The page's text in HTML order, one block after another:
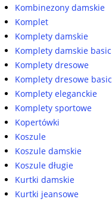
Kombinezony damskie
Komplet
Komplety damskie
Komplety damskie basic
Komplety dresowe
Komplety dresowe basic
Komplety eleganckie
Komplety sportowe
Kopertówki
Koszule
Koszule damskie
Koszule długie
Kurtki damskie
Kurtki jeansowe